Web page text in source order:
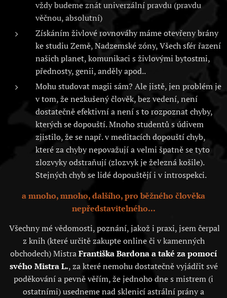
vždy budeme znát univerzální pravdu (pravdu
věčnou, absolutní)
Získáním živlové rovnováhy máme otevřeny brány
ke studiu Země, Nadzemské zóny, Všech sfér řazení
našich planet, komunikaci s živlovými bytostmi,
přednosty, genii, anděly apod..
Mohu studovat magii sám? Ale jistě, jen problém je
v tom, že nezkušený člověk, bez vedení, není
dostatečně efektivní a není s to rozpoznat chyby,
kterých se dopouští. Mnoho studentů s údivem
zjistilo, že se např. v meditacích dopouští chyb,
které za chyby nepovažují a velmi špatně se tyto
zlozvyky odstraňují (zlozvyk je železná košile).
Stejných chyb se lidé dopouštějí i v introspekci.
a mnoho, mnoho, dalšího, pro běžného člověka
nepředstavitelného...
Všechny mé vědomosti, poznání, jakož i praxi, jsem čerpal
z knih (které určitě zakupte online či v kamenných
obchodech) MistraFrantiška Bardona a také za pomocí
svého Mistra L., za které nemohu dostatečně vyjádřit své
poděkování a pevně věřím, že jednoho dne s mistrem (i
ostatními) usedneme nad sklenicí astrální prány a